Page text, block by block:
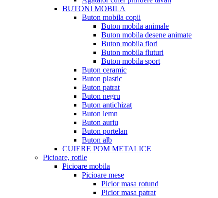
BUTONI MOBILA
Buton mobila copii
Buton mobila animale
Buton mobila desene animate
Buton mobila flori
Buton mobila fluturi
Buton mobila sport
Buton ceramic
Buton plastic
Buton patrat
Buton negru
Buton antichizat
Buton lemn
Buton auriu
Buton portelan
Buton alb
CUIERE POM METALICE
Picioare, rotile
Picioare mobila
Picioare mese
Picior masa rotund
Picior masa patrat